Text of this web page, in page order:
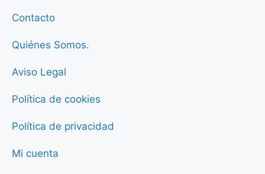
Contacto
Quiénes Somos.
Aviso Legal
Política de cookies
Política de privacidad
Mi cuenta